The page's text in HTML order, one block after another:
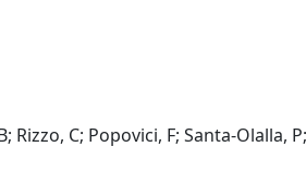
Rizzo, C; Popovici, F; Santa-Olalla,